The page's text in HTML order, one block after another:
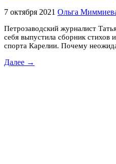
7 октября 2021 Ольга
Петрозаводский журналист
себя выпустила сборник стихов
спорта Карелии. Почему
Далее →